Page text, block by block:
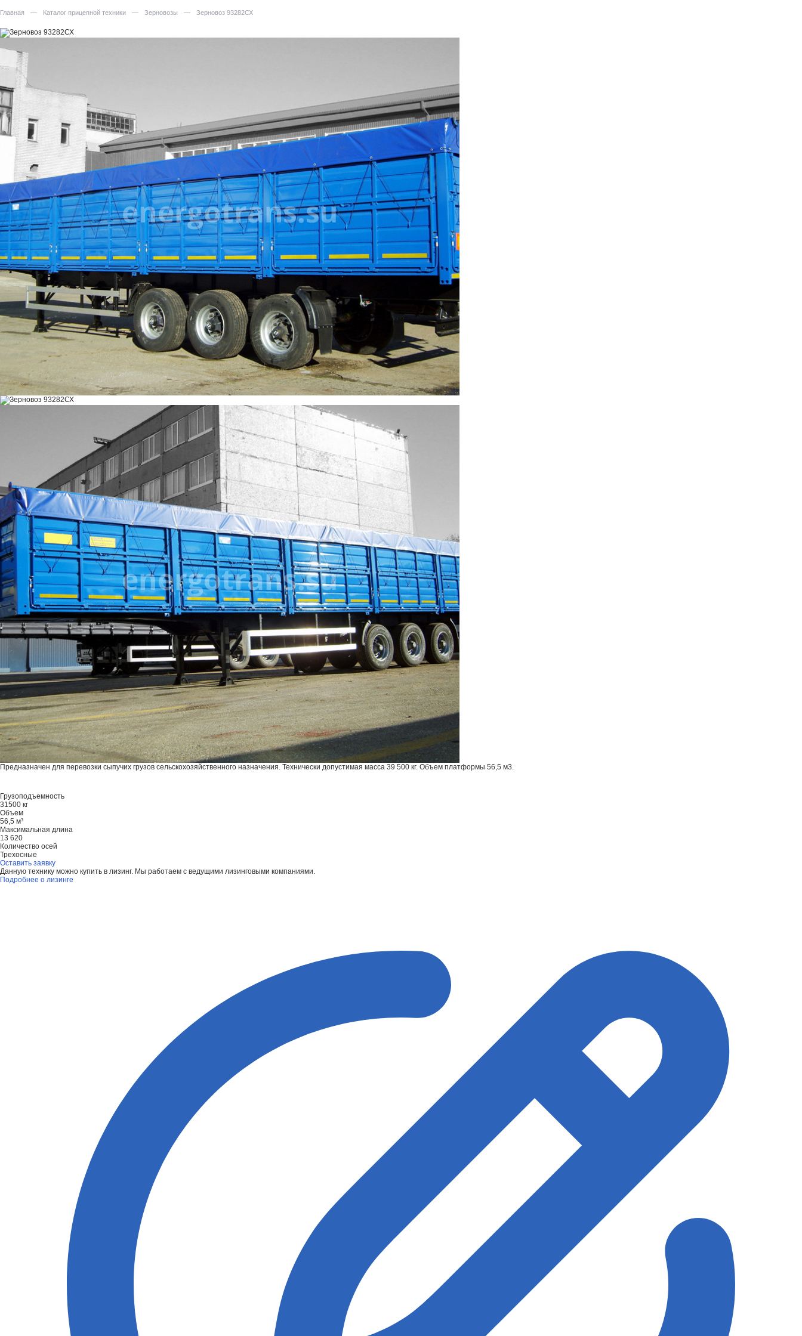
Главная — Каталог прицепной техники — Зерновозы — Зерновоз 93282СХ
Предназначен для перевозки сыпучих грузов сельскохозяйственного назначения. Технически допустимая масса 39 500 кг. Объем платформы 56,5 м3.
Грузоподъемность
31500 кг
Объем
56,5 м³
Максимальная длина
13 620
Количество осей
Трехосные
Оставить заявку
Данную технику можно купить в лизинг. Мы работаем с ведущими лизинговыми компаниями.
Подробнее о лизинге